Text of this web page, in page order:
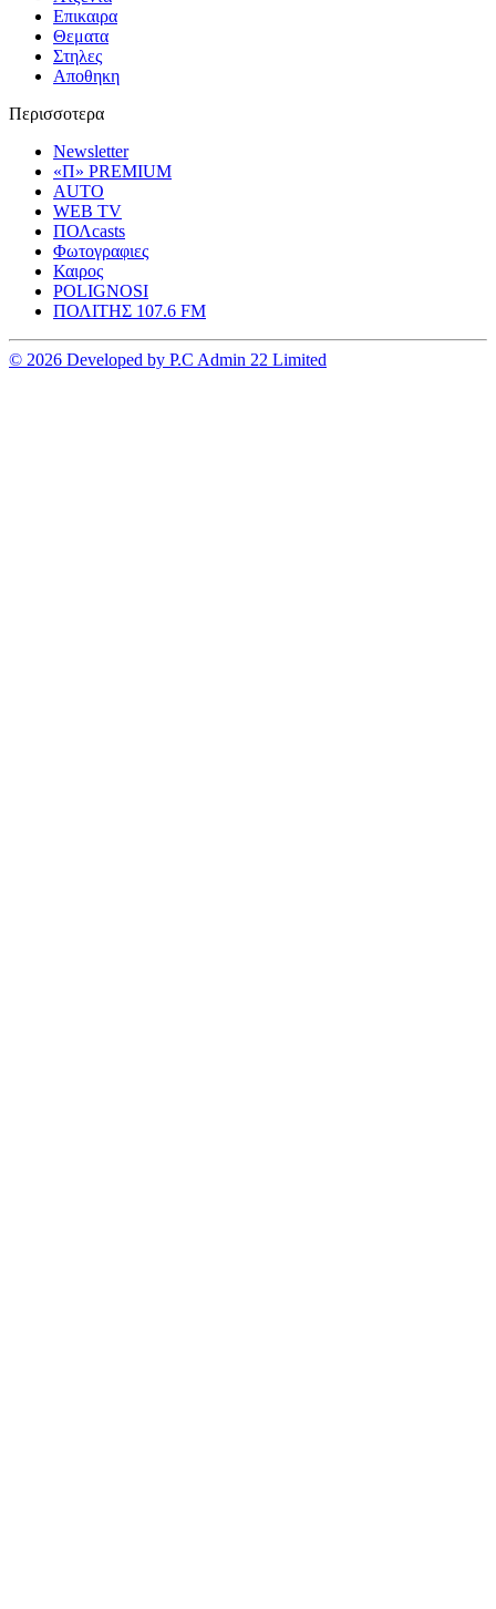
Επικαιρα
Θεματα
Στηλες
Αποθηκη
Περισσοτερα
Newsletter
«Π» PREMIUM
AUTO
WEB TV
ΠΟΛcasts
Φωτογραφιες
Καιρος
POLIGNOSI
ΠΟΛΙΤΗΣ 107.6 FM
© 2026 Developed by P.C Admin 22 Limited